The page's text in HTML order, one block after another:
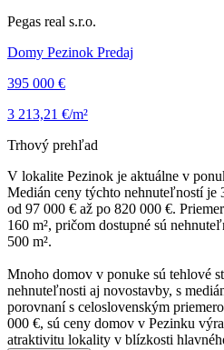
Pegas real s.r.o.
Domy Pezinok Predaj
395 000 €
3 213,21 €/m²
Trhový prehľad
V lokalite Pezinok je aktuálne v
Medián ceny týchto nehnuteľností je
od 97 000 € až po 820 000 €.
160 m², pričom dostupné sú
500 m².
Mnoho domov v ponuke sú tehlové
nehnuteľnosti aj novostavby, s
porovnaní s celoslovenským
000 €, sú ceny domov v Pezinku
atraktivitu lokality v blízkosti